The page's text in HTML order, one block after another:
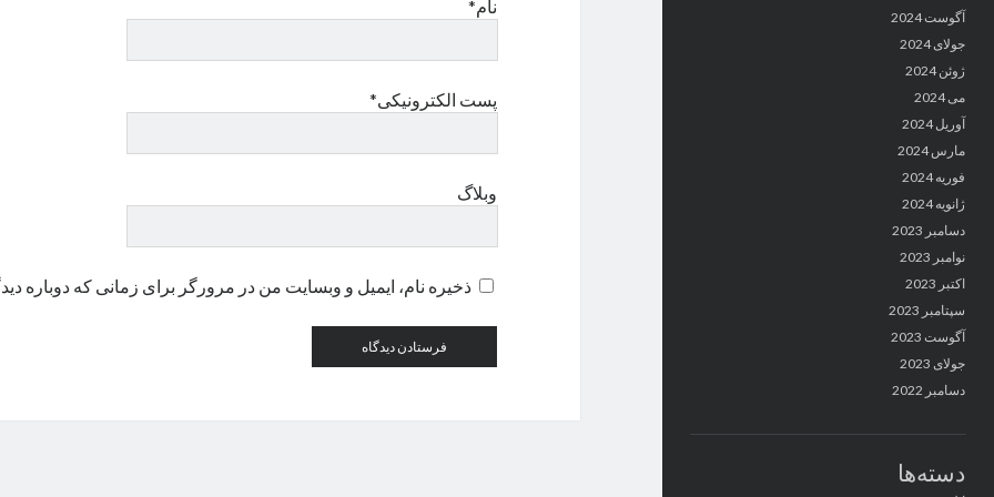
آگوست 2024
جولای 2024
ژوئن 2024
می 2024
آوریل 2024
مارس 2024
فوریه 2024
ژانویه 2024
دسامبر 2023
نوامبر 2023
اکتبر 2023
سپتامبر 2023
آگوست 2023
جولای 2023
دسامبر 2022
دسته‌ها
نام*
پست الکترونیکی*
وبلاگ
ذخیره نام، ایمیل و وبسایت من در مرورگر برای زمانی که دوباره